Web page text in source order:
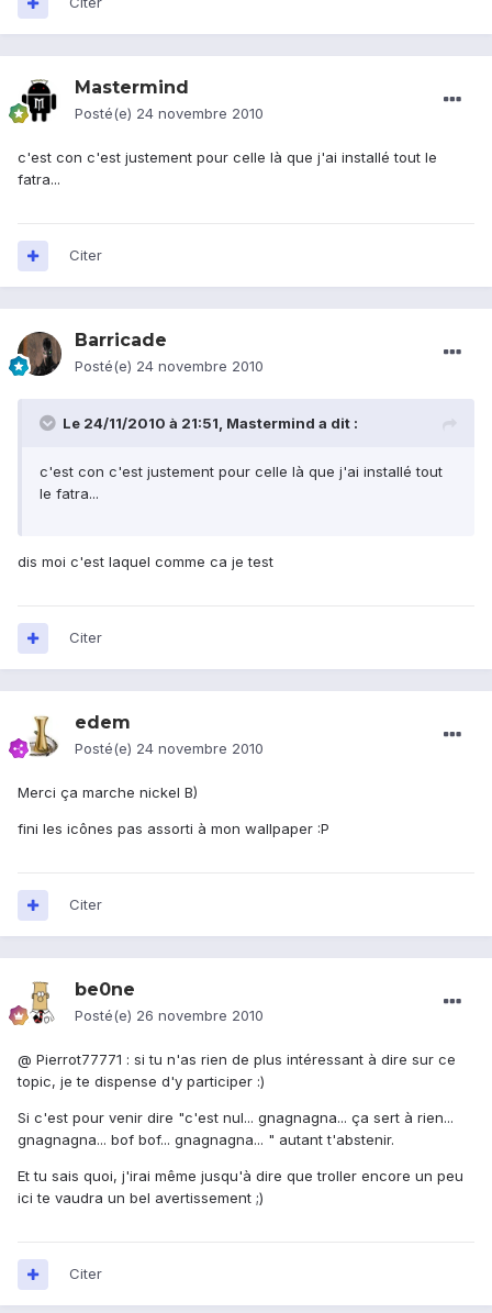
Mastermind
Posté(e) 24 novembre 2010
c'est con c'est justement pour celle là que j'ai installé tout le
fatra...
Citer
Barricade
Posté(e) 24 novembre 2010
Le 24/11/2010 à 21:51, Mastermind a dit :
c'est con c'est justement pour celle là que j'ai installé tout
le fatra...
dis moi c'est laquel comme ca je test
Citer
edem
Posté(e) 24 novembre 2010
Merci ça marche nickel B)
fini les icônes pas assorti à mon wallpaper :P
Citer
be0ne
Posté(e) 26 novembre 2010
@ Pierrot77771 : si tu n'as rien de plus intéressant à dire sur ce
topic, je te dispense d'y participer :)
Si c'est pour venir dire "c'est nul... gnagnagna... ça sert à rien...
gnagnagna... bof bof... gnagnagna... " autant t'abstenir.
Et tu sais quoi, j'irai même jusqu'à dire que troller encore un peu
ici te vaudra un bel avertissement ;)
Citer